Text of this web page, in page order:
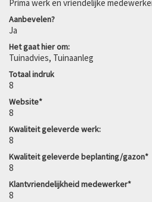
Prima werk en vriendelijke
Aanbevelen?
Ja
Het gaat hier om:
Tuinadvies, Tuinaanleg
Totaal indruk
8
Website*
8
Kwaliteit geleverde werk:
8
Kwaliteit geleverde beplanting/gazon*
8
Klantvriendelijkheid medewerker*
8